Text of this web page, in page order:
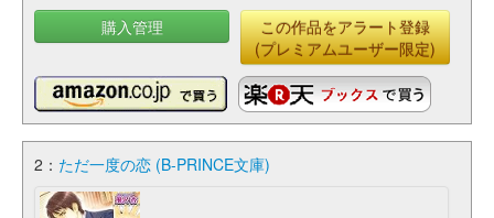
購入管理
この作品をアラート登録
(プレミアムユーザー限定)
2： ただ一度の恋 (B-PRINCE文庫)